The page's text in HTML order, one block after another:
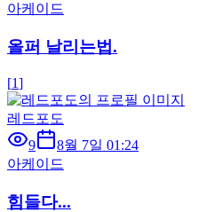
아케이드
올퍼 날리는법.
[1]
레드포도
9
8월 7일 01:24
아케이드
힘들다...